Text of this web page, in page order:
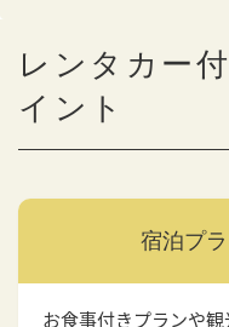
レンタカー
イント
宿泊プ
お食事付きプランや